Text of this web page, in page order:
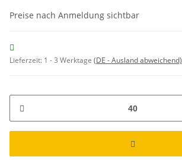
Preise nach Anmeldung sichtbar
Lieferzeit: 1 - 3 Werktage (DE - Ausland abweichend)